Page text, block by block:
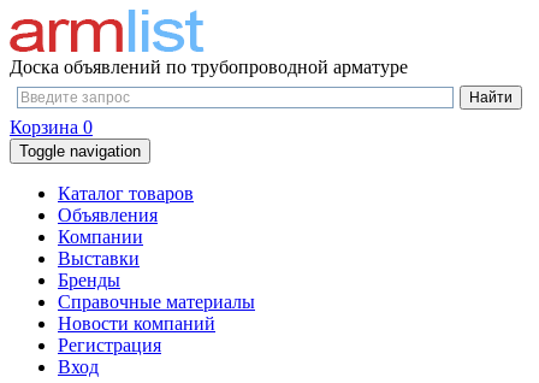
Доска объявлений по трубопроводной арматуре
Корзина 0
Toggle navigation
Каталог товаров
Объявления
Компании
Выставки
Бренды
Справочные материалы
Новости компаний
Регистрация
Вход